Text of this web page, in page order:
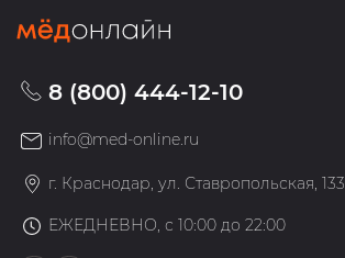
8 (800) 444-12-10
info@med-online.ru
г. Краснодар, ул. Ставропольская, 133
ЕЖЕДНЕВНО, с 10:00 до 22:00